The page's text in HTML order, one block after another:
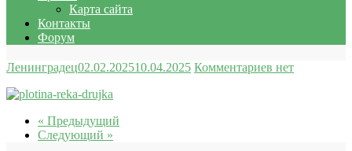
Карта сайта
Контакты
Форум
Ленинградец02.02.202510.04.2025 Комментариев нет
« Предыдущий
Следующий »